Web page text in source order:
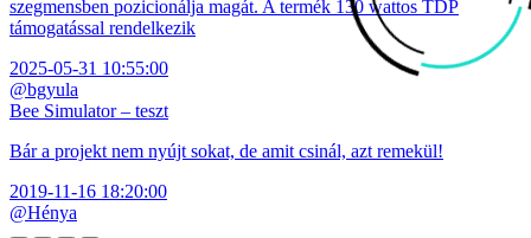
szegmensben pozicionálja magát. A termék 130 wattos TDP
támogatással rendelkezik
2025-05-31 10:55:00
@bgyula
Bee Simulator – teszt
Bár a projekt nem nyújt sokat, de amit csinál, azt remekül!
2019-11-16 18:20:00
@Hénya